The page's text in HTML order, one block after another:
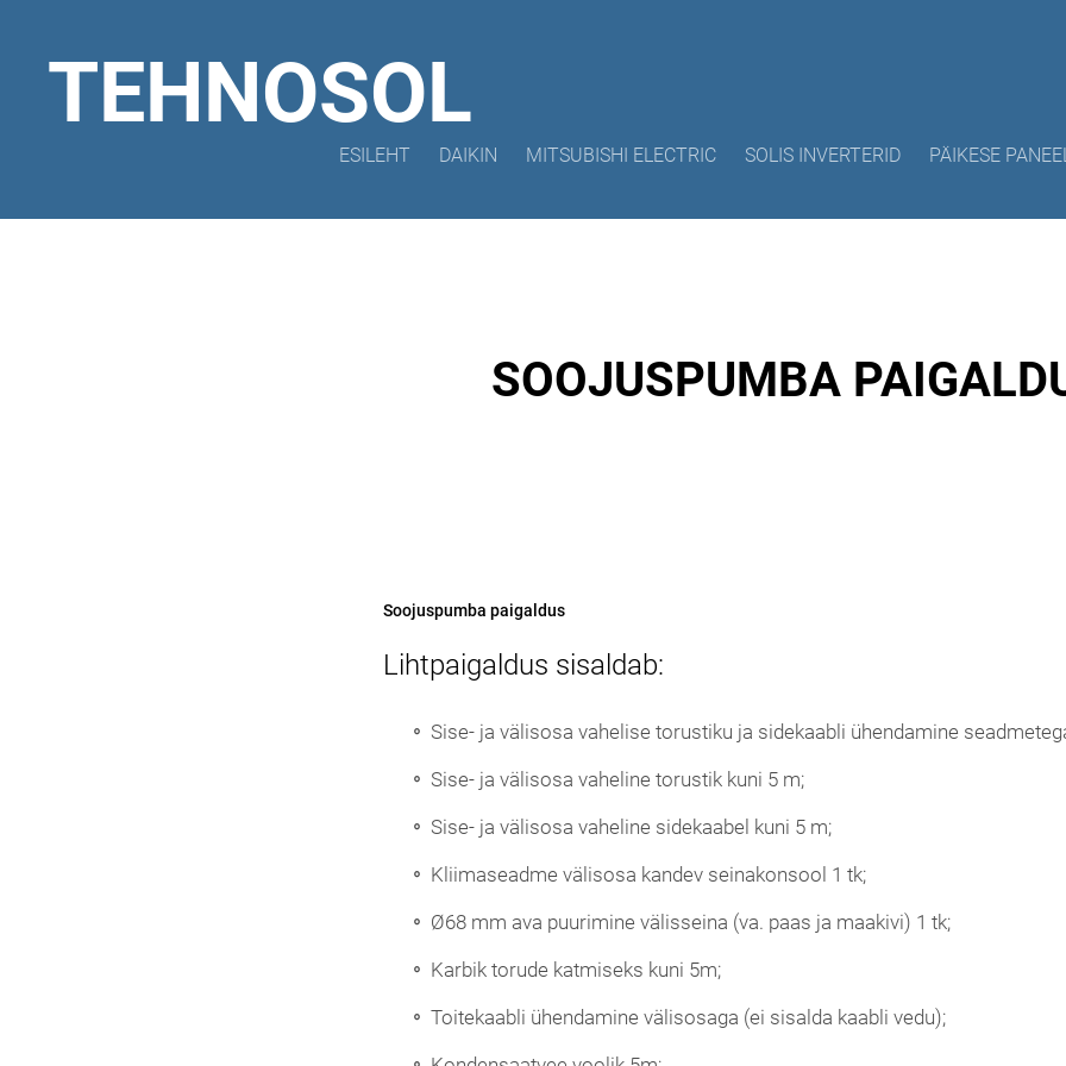
TEHNOSOL
ESILEHT DAIKIN MITSUBISHI ELECTRIC SOLIS INVERTERID PÄIKESE
SOOJUSPUMBA
Soojuspumba paigaldus
Lihtpaigaldus sisaldab:
Sise- ja välisosa vahelise torustiku ja sidekaabli ühendamine
Sise- ja välisosa vaheline torustik kuni 5 m;
Sise- ja välisosa vaheline sidekaabel kuni 5 m;
Kliimaseadme välisosa kandev seinakonsool 1 tk;
Ø68 mm ava puurimine välisseina (va. paas ja maakivi) 1 tk;
Karbik torude katmiseks kuni 5m;
Toitekaabli ühendamine välisosaga (ei sisalda kaabli vedu);